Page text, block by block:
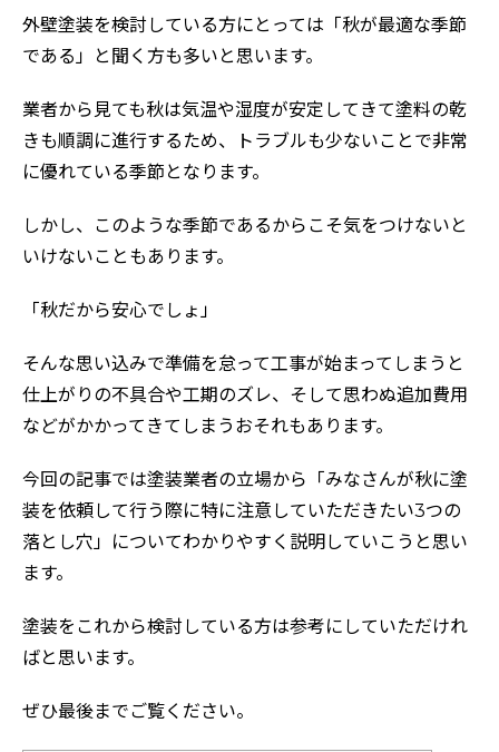
外壁塗装を検討している方にとっては「秋が最適な季節
である」と聞く方も多いと思います。
業者から見ても秋は気温や湿度が安定してきて塗料の乾
きも順調に進行するため、トラブルも少ないことで非常
に優れている季節となります。
しかし、このような季節であるからこそ気をつけないと
いけないこともあります。
「秋だから安心でしょ」
そんな思い込みで準備を怠って工事が始まってしまうと
仕上がりの不具合や工期のズレ、そして思わぬ追加費用
などがかかってきてしまうおそれもあります。
今回の記事では塗装業者の立場から「みなさんが秋に塗
装を依頼して行う際に特に注意していただきたい3つの
落とし穴」についてわかりやすく説明していこうと思い
ます。
塗装をこれから検討している方は参考にしていただけれ
ばと思います。
ぜひ最後までご覧ください。